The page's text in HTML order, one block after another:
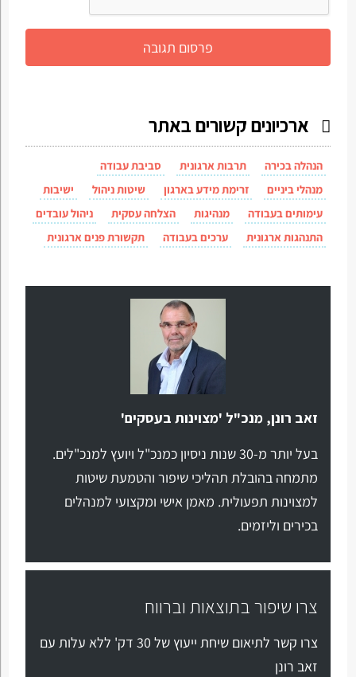
ארכיונים קשורים באתר
הנהלה בכירה תרבות ארגונית
סביבת עבודה
מנהלי ביניים
זרימת מידע בארגון שיטות ניהול
ישיבות
עימותים בעבודה
מנהיגות הצלחה עסקית
ניהול עובדים
התנהגות ארגונית
ערכים בעבודה תקשורת פנים ארגונית
זאב רונן, מנכ"ל 'מצוינות בעסקים'
בעל יותר מ-30 שנות ניסיון כמנכ"ל ויועץ למנכ"לים.
מתמחה בהובלת תהליכי שיפור והטמעת שיטות
למצוינות תפעולית. מאמן אישי ומקצועי למנהלים
בכירים וליזמים.
צרו שיפור בתוצאות וברווח
צרו קשר לתיאום שיחת ייעוץ של 30 דק' ללא עלות עם
זאב רונן